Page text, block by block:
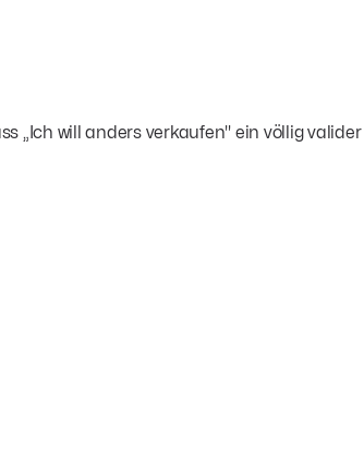
„Ich will anders verkaufen" ein völlig